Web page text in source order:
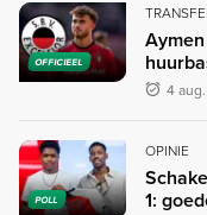
OFFICIEEL
4
POLL
OPINIE
1: